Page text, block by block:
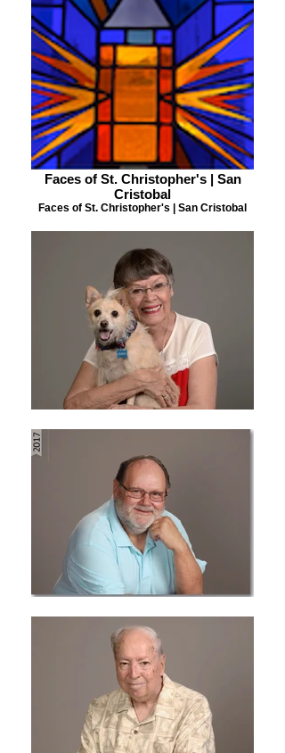
Faces of St. Christopher's | San
Cristobal
Faces of St. Christopher's | San Cristobal